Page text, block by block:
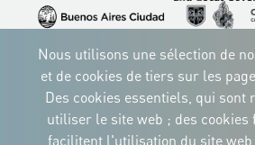
Image
Image
ImageImageImage
Nous utilisons une sélection de
et de cookies de tiers sur les
Des cookies essentiels, qui sont
utiliser le site web ; des cookies
facilitent l'utilisation du site web